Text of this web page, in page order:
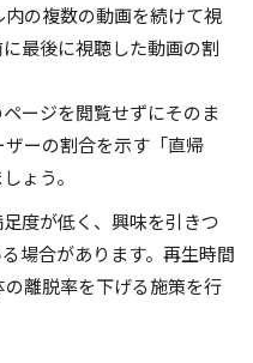
の複数の動画を続けて視
最後に視聴した動画の割
ージを閲覧せずにそのま
ーの割合を示す「直帰
ょう。
度が低く、興味を引きつ
場合があります。再生時間
離脱率を下げる施策を行